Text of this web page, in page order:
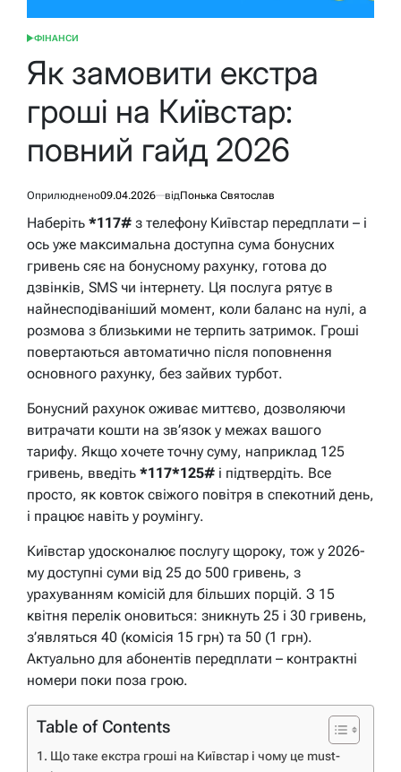
ОПУБЛІКУВАТИ
ФІНАНСИ
Як замовити екстра
гроші на Київстар:
повний гайд 2026
Оприлюднено09.04.2026 відПонька Святослав
Наберіть *117# з телефону Київстар передплати – і
ось уже максимальна доступна сума бонусних
гривень сяє на бонусному рахунку, готова до
дзвінків, SMS чи інтернету. Ця послуга рятує в
найнесподіваніший момент, коли баланс на нулі, а
розмова з близькими не терпить затримок. Гроші
повертаються автоматично після поповнення
основного рахунку, без зайвих турбот.
Бонусний рахунок оживає миттєво, дозволяючи
витрачати кошти на зв’язок у межах вашого
тарифу. Якщо хочете точну суму, наприклад 125
гривень, введіть *117*125# і підтвердіть. Все
просто, як ковток свіжого повітря в спекотний день,
і працює навіть у роумінгу.
Київстар удосконалює послугу щороку, тож у 2026-
му доступні суми від 25 до 500 гривень, з
урахуванням комісій для більших порцій. З 15
квітня перелік оновиться: зникнуть 25 і 30 гривень,
з’являться 40 (комісія 15 грн) та 50 (1 грн).
Актуально для абонентів передплати – контрактні
номери поки поза грою.
Table of Contents
Що таке екстра гроші на Київстар і чому це must-